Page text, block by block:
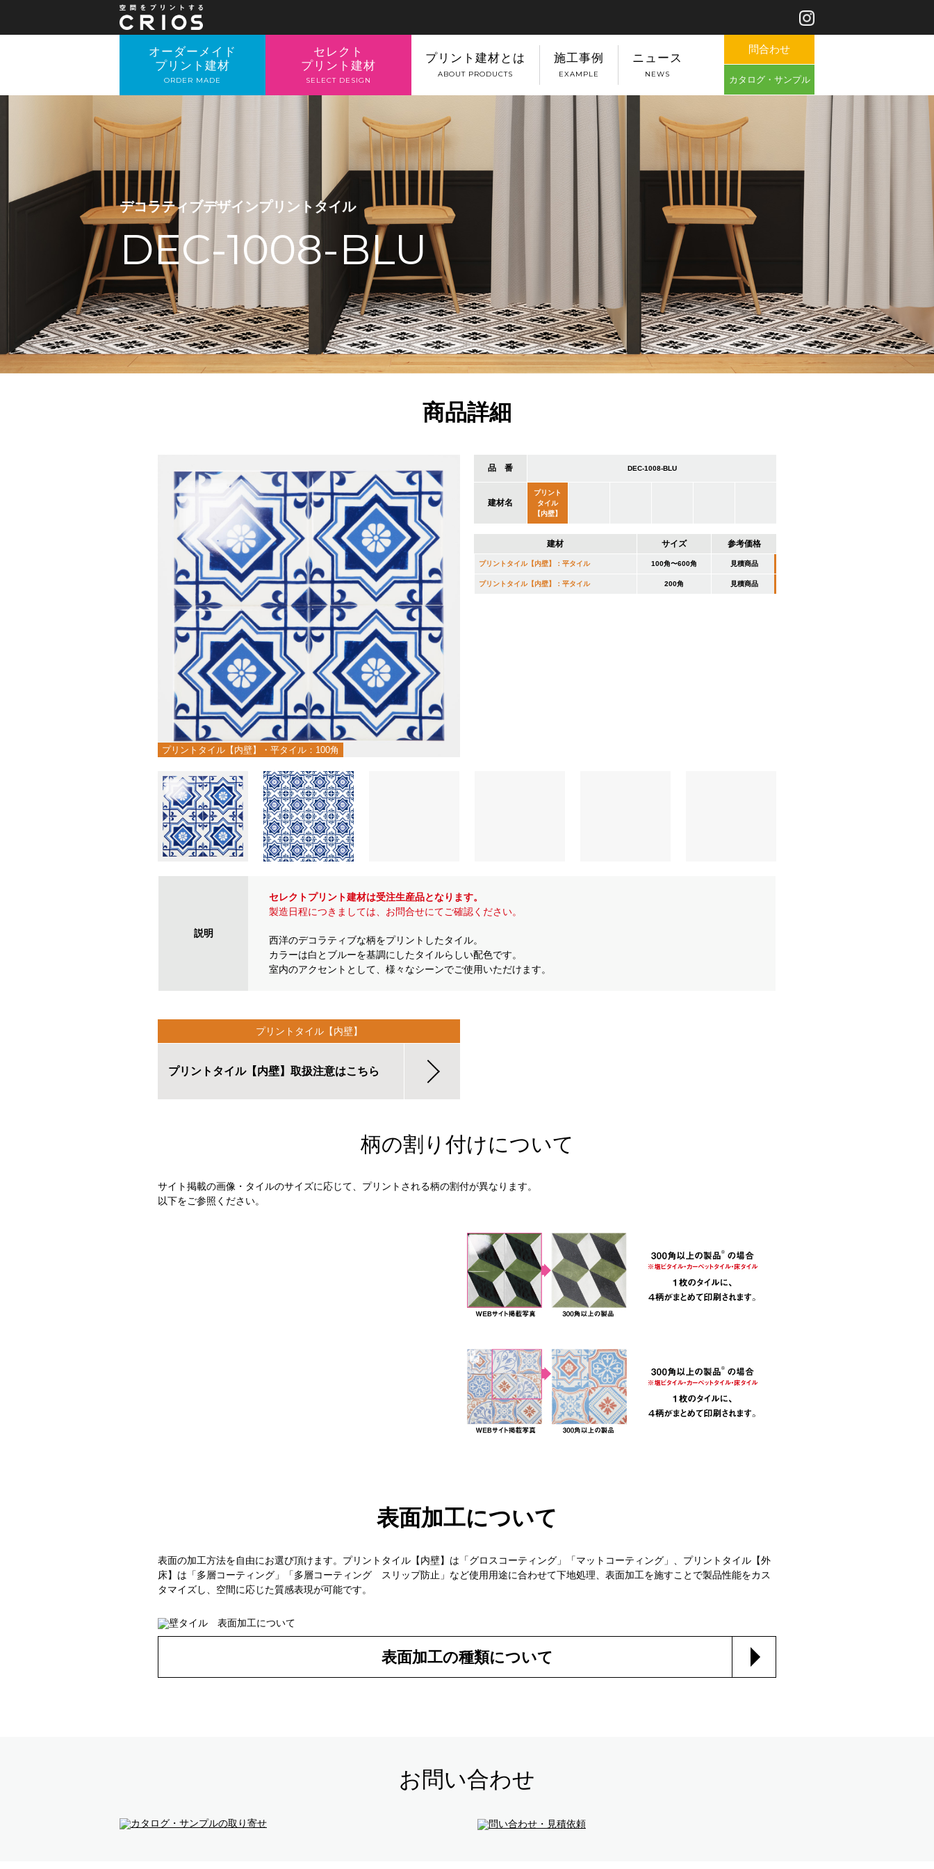
オーダーメイド
プリント建材
ORDER MADE
セレクト
プリント建材
SELECT DESIGN
プリント建材とは
ABOUT PRODUCTS
施工事例
EXAMPLE
ニュース
NEWS
問合わせ
カタログ・サンプル
デコラティブデザインプリントタイル
DEC-1008-BLU
商品詳細
プリントタイル【内壁】・平タイル：100角
品 番 DEC-1008-BLU
建材名
プリント
タイル
【内壁】
建材 サイズ 参考価格
プリントタイル【内壁】：平タイル 100角〜600角 見積商品
プリントタイル【内壁】：平タイル 200角 見積商品
説明
セレクトプリント建材は受注生産品となります。
製造日程につきましては、お問合せにてご確認ください。
西洋のデコラティブな柄をプリントしたタイル。
カラーは白とブルーを基調にしたタイルらしい配色です。
室内のアクセントとして、様々なシーンでご使用いただけます。
プリントタイル【内壁】
プリントタイル【内壁】 取扱注意はこちら
柄の割り付けについて
サイト掲載の画像・タイルのサイズに応じて、プリントされる柄の割付が異なります。
以下をご参照ください。
表面加工について
表面の加工方法を自由にお選び頂けます。プリントタイル【内壁】は「グロスコーティング」「マットコーティング」、プリントタイル【外
床】は「多層コーティング」「多層コーティング スリップ防止」など使用用途に合わせて下地処理、表面加工を施すことで製品性能をカス
タマイズし、空間に応じた質感表現が可能です。
表面加工の種類について
お問い合わせ